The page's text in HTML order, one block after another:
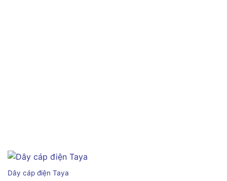
Dây cáp điện Taya